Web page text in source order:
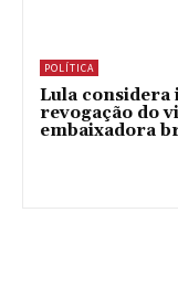
POLÍTICA
Lula considera
revogação do
embaixadora